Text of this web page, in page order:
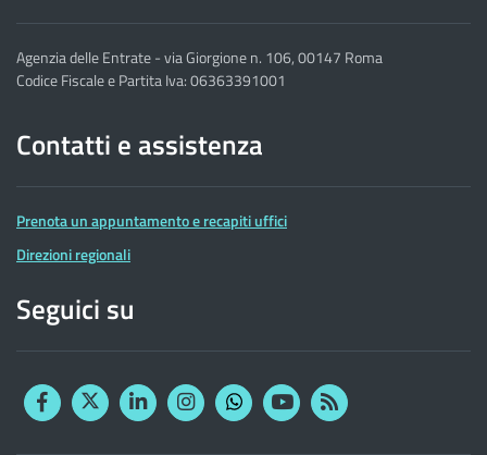
Agenzia delle Entrate - via Giorgione n. 106, 00147 Roma
Codice Fiscale e Partita Iva: 06363391001
Contatti e assistenza
Prenota un appuntamento e recapiti uffici
Direzioni regionali
Seguici su
FacebookTwitterLinkedinInstagram
YouTubeRSS